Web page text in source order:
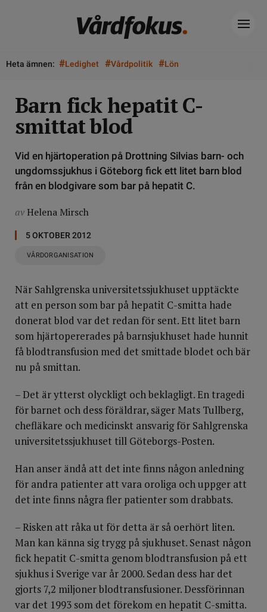
Heta ämnen: #Ledighet #Vårdpolitik #Lön
Barn fick hepatit C-
smittat blod
Vid en hjärtoperation på Drottning Silvias barn- och
ungdomssjukhus i Göteborg fick ett litet barn blod
från en blodgivare som bar på hepatit C.
av Helena Mirsch
5 OKTOBER 2012
VÅRDORGANISATION
När Sahlgrenska universitetssjukhuset upptäckte
att en person som bar på hepatit C-smitta hade
donerat blod var det redan för sent. Ett litet barn
som hjärtopererades på barnsjukhuset hade hunnit
få blodtransfusion med det smittade blodet och bär
nu på smittan.
– Det är ytterst olyckligt och beklagligt. En tragedi
för barnet och dess föräldrar, säger Mats Tullberg,
chefläkare och medicinskt ansvarig för Sahlgrenska
universitetssjukhuset till Göteborgs-Posten.
Han anser ändå att det inte finns någon anledning
för andra patienter att vara oroliga och uppger att
det inte finns några fler patienter som drabbats.
– Risken att råka ut för detta är så oerhört liten.
Man kan känna sig trygg på sjukhuset. Senast någon
fick hepatit C-smitta genom blodtransfusion på ett
sjukhus i Sverige var år 2000. Sedan dess har det
gjorts 7,2 miljoner blodtransfusioner. Dessförinnan
var det 1993 som det förekom en hepatit C-smitta.